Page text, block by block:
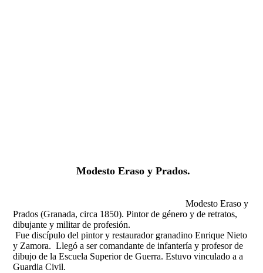
Modesto Eraso y Prados.
Modesto Eraso y
Prados (Granada, circa 1850). Pintor de género y de retratos,
dibujante y militar de profesión.
Fue discípulo del pintor y restaurador granadino Enrique Nieto
y Zamora.Llegó a ser comandante de infantería y profesor de
dibujo de la Escuela Superior de Guerra. Estuvo vinculado a a
Guardia Civil.